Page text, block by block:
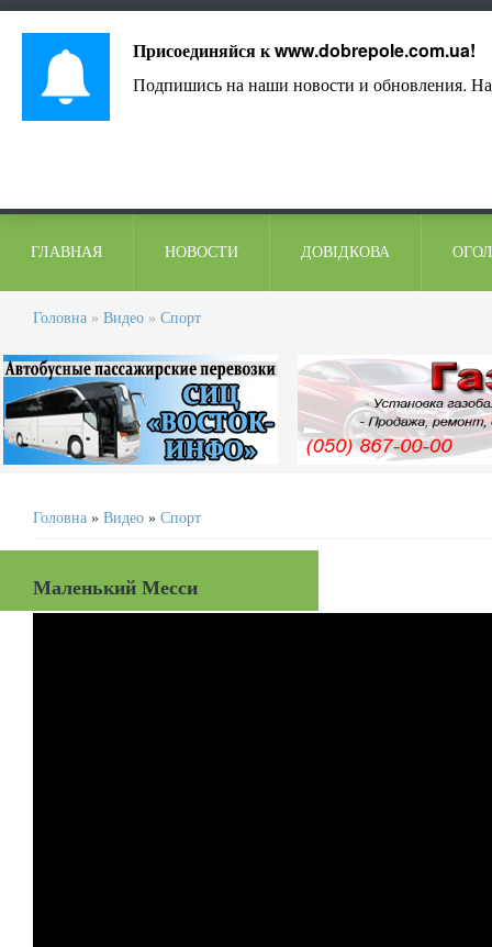
ГЛАВНАЯ НОВОСТИ ДОВІДКОВА
Головна » Видео » Спорт
Головна » Видео » Спорт
Маленький Месси
Присоединяйся кwww.dobrepole.com.ua!
Подпишись на наши новости и обновления.